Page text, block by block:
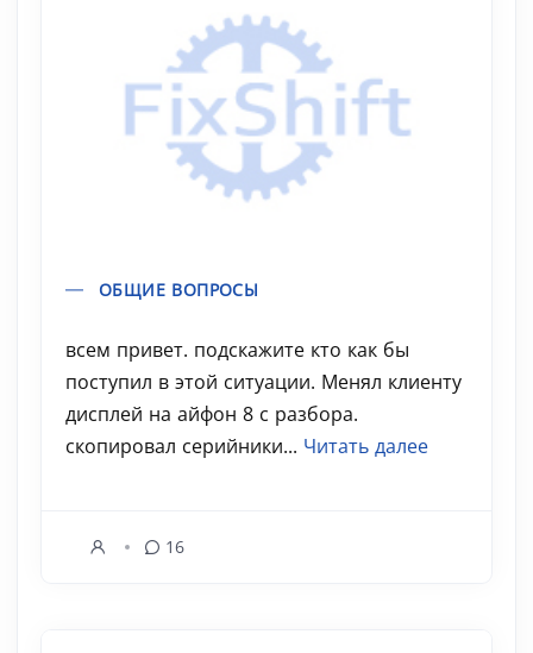
ОБЩИЕ ВОПРОСЫ
всем привет. подскажите кто как бы
поступил в этой ситуации. Менял клиенту
дисплей на айфон 8 с разбора.
скопировал серийники... Читать далее
16